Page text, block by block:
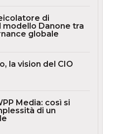
di
modello Danone tra
globale
la vision del CIO
Media: così si
di un